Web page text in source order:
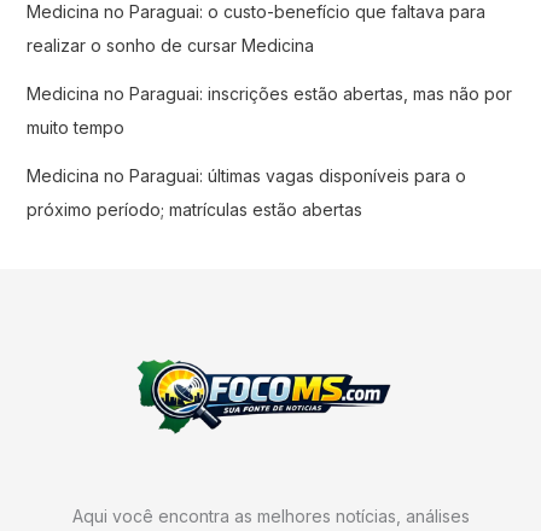
Medicina no Paraguai: o custo-benefício que faltava para
realizar o sonho de cursar Medicina
Medicina no Paraguai: inscrições estão abertas, mas não por
muito tempo
Medicina no Paraguai: últimas vagas disponíveis para o
próximo período; matrículas estão abertas
Aqui você encontra as melhores notícias, análises